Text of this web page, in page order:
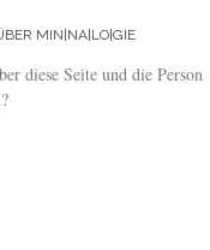
MIN|NA|LO|GIE
diese Seite und die Person